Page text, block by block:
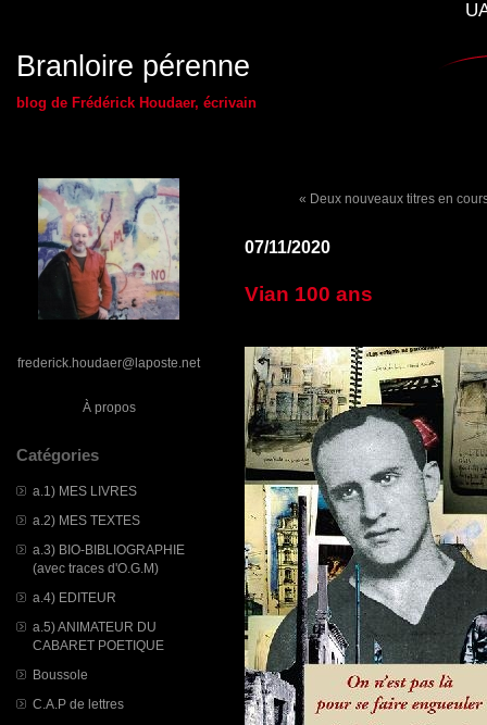
Branloire pérenne
blog de Frédérick Houdaer, écrivain
frederick.houdaer@laposte.net
À propos
Catégories
a.1) MES LIVRES
a.2) MES TEXTES
a.3) BIO-BIBLIOGRAPHIE
(avec traces d'O.G.M)
a.4) EDITEUR
a.5) ANIMATEUR DU
CABARET POETIQUE
Boussole
C.A.P de lettres
« Deux nouveaux titres en
07/11/2020
Vian 100 ans